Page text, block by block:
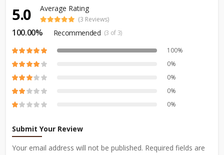
5.0 Average Rating
(3 Reviews)
100.00% Recommended (3 of 3)
100%
0%
0%
0%
0%
Submit Your Review
Your email address will not be published. Required fields are